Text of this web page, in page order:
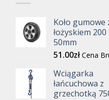
Koło gumowe
łożyskiem
50mm
51.00zł Cena
Wciągarka
łańcuchowa z
grzechotką